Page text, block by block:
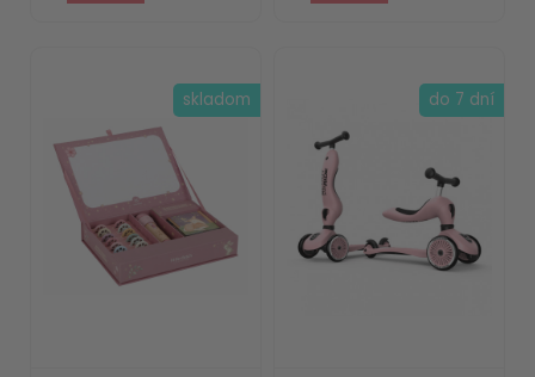
skladom do 7 dní